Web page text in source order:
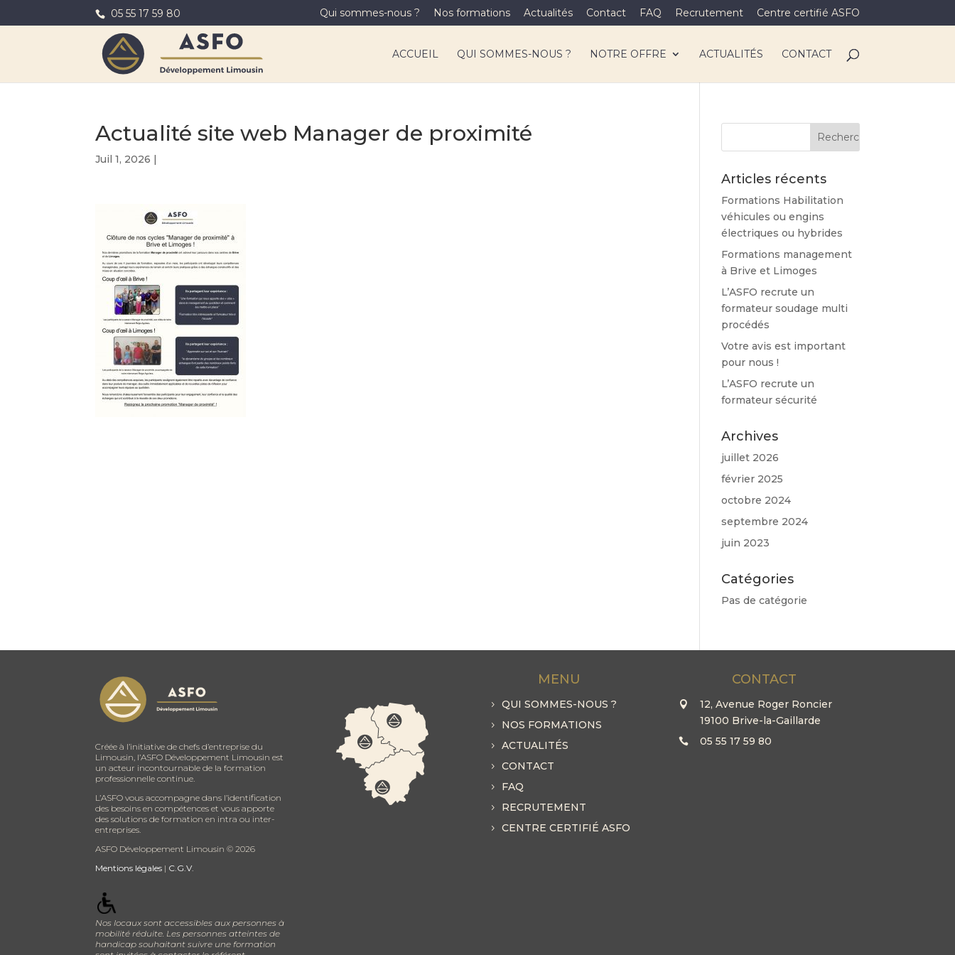
05 55 17 59 80 Qui sommes-nous ? Nos formations Actualités Contact FAQ Recrutement Centre certifié ASFO
ACCUEIL QUI SOMMES-NOUS ? NOTRE OFFRE ACTUALITÉS CONTACT
Actualité site web Manager de proximité
Juil 1, 2026 |
Articles récents
Formations Habilitation
véhicules ou engins
électriques ou hybrides
Formations management
à Brive et Limoges
L’ASFO recrute un
formateur soudage multi
procédés
Votre avis est important
pour nous !
L’ASFO recrute un
formateur sécurité
Archives
juillet 2026
février 2025
octobre 2024
septembre 2024
juin 2023
Catégories
Pas de catégorie
Créée à l’initiative de chefs d’entreprise du
Limousin, l’ASFO Développement Limousin est
un acteur incontournable de la formation
professionnelle continue.
L’ASFO vous accompagne dans l’identification
des besoins en compétences et vous apporte
des solutions de formation en intra ou inter-
entreprises.
ASFO Développement Limousin ©2026
Mentions légales | C.G.V.
Nos locaux sont accessibles aux personnes à
mobilité réduite. Les personnes atteintes de
handicap souhaitant suivre une formation
MENU
QUI SOMMES-NOUS ?
NOS FORMATIONS
ACTUALITÉS
CONTACT
FAQ
RECRUTEMENT
CENTRE CERTIFIÉ ASFO
CONTACT
12, Avenue Roger Roncier
19100 Brive-la-Gaillarde
05 55 17 59 80